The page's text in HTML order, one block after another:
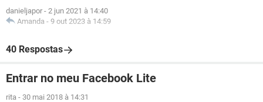
danieljapor - 2 jun 2021 à 14:40
Amanda - 9 out 2023 à 14:59
40 Respostas
Entrar no meu Facebook Lite
rita - 30 mai 2018 à 14:31